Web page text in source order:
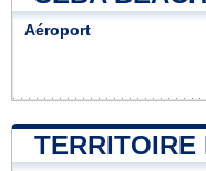
Aéroport
TERRITOIRE